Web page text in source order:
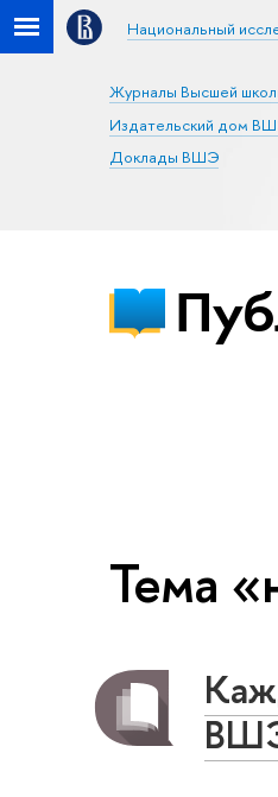
Национальный
Журналы Высшей
Издательский дом
Доклады ВШЭ
Тема
ВШЭ